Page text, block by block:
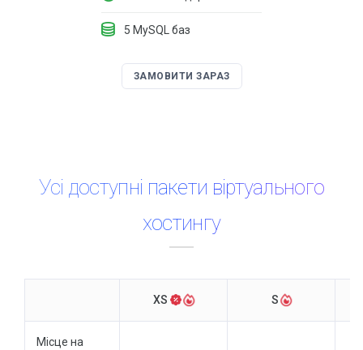
Акції та знижки
5 MySQL баз
ЗАМОВИТИ ЗАРАЗ
Усі доступні пакети віртуального
хостингу
XS S
Місце на